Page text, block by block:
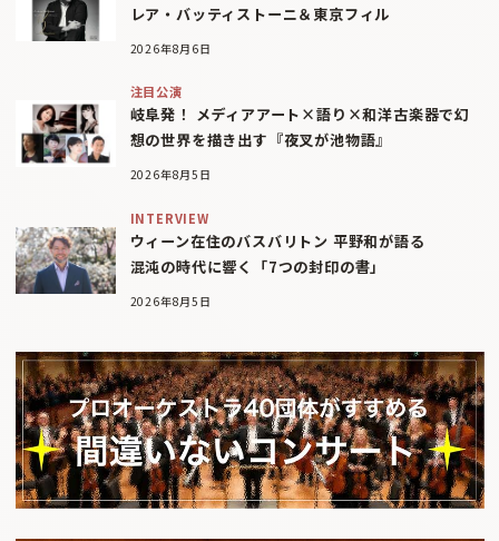
レア・バッティストーニ＆東京フィル
2026年8月6日
注目公演
岐阜発！ メディアアート×語り×和洋古楽器で幻
想の世界を描き出す『夜叉が池物語』
2026年8月5日
INTERVIEW
ウィーン在住のバスバリトン 平野和が語る
混沌の時代に響く「7つの封印の書」
2026年8月5日